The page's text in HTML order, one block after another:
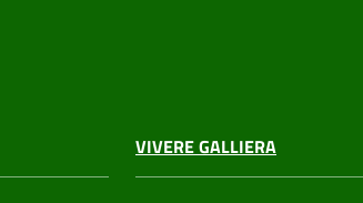
VIVERE GALLIERA